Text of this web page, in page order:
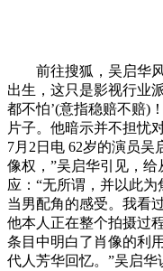
前往搜狐，吴启华风
出生，这只是影视行业
都不怕’(意指稳赔不赔)
片子。他暗示并不担忧
7月2日电 62岁的演员吴
像权，”吴启华引见，
应：“无所谓，并以此
当男配角的感受。我看
他本人正在整个拍摄过
条目中明白了肖像的利
代人芳华回忆。”吴启